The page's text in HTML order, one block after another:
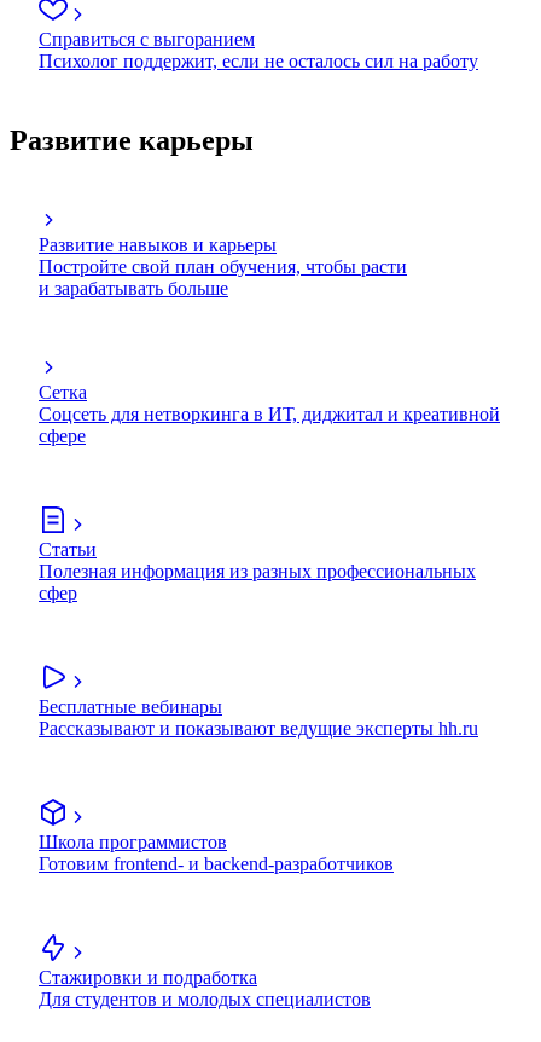
Справиться с выгоранием
Психолог поддержит, если не осталось сил на работу
Развитие карьеры
Развитие навыков и карьеры
Постройте свой план обучения, чтобы расти
и зарабатывать больше
Сетка
Соцсеть для нетворкинга в ИТ, диджитал и креативной
сфере
Статьи
Полезная информация из разных профессиональных
сфер
Бесплатные вебинары
Рассказывают и показывают ведущие эксперты hh.ru
Школа программистов
Готовим frontend- и backend-разработчиков
Стажировки и подработка
Для студентов и молодых специалистов